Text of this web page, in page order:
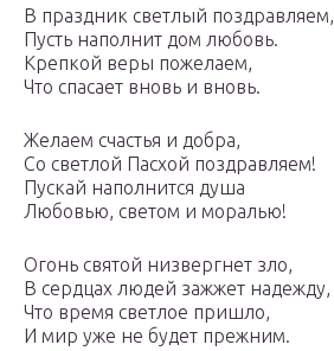
В праздник светлый поздравляем,
Пусть наполнит дом любовь.
Крепкой веры пожелаем,
Что спасает вновь и вновь.
Желаем счастья и добра,
Со светлой Пасхой поздравляем!
Пускай наполнится душа
Любовью, светом и моралью!
Огонь святой низвергнет зло,
В сердцах людей зажжет надежду,
Что время светлое пришло,
И мир уже не будет прежним.